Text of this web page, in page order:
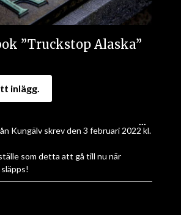
”Truckstop Alaska”
Kungälv skrev den 3 februari 2022 kl.
som detta att gå till nu när